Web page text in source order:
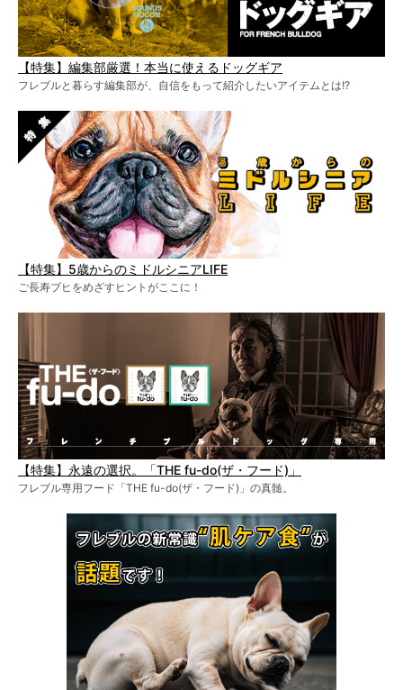
【特集】編集部厳選！本当に使えるドッグギア
フレブルと暮らす編集部が、自信をもって紹介したいアイテムとは!?
【特集】5歳からのミドルシニアLIFE
ご長寿ブヒをめざすヒントがここに！
【特集】永遠の選択。「THE fu-do(ザ・フード)」
フレブル専用フード「THE fu-do(ザ・フード)」の真髄。